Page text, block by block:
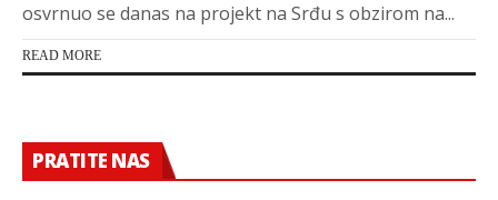
osvrnuo se danas na projekt na Srđu s obzirom na...
READ MORE
PRATITE NAS